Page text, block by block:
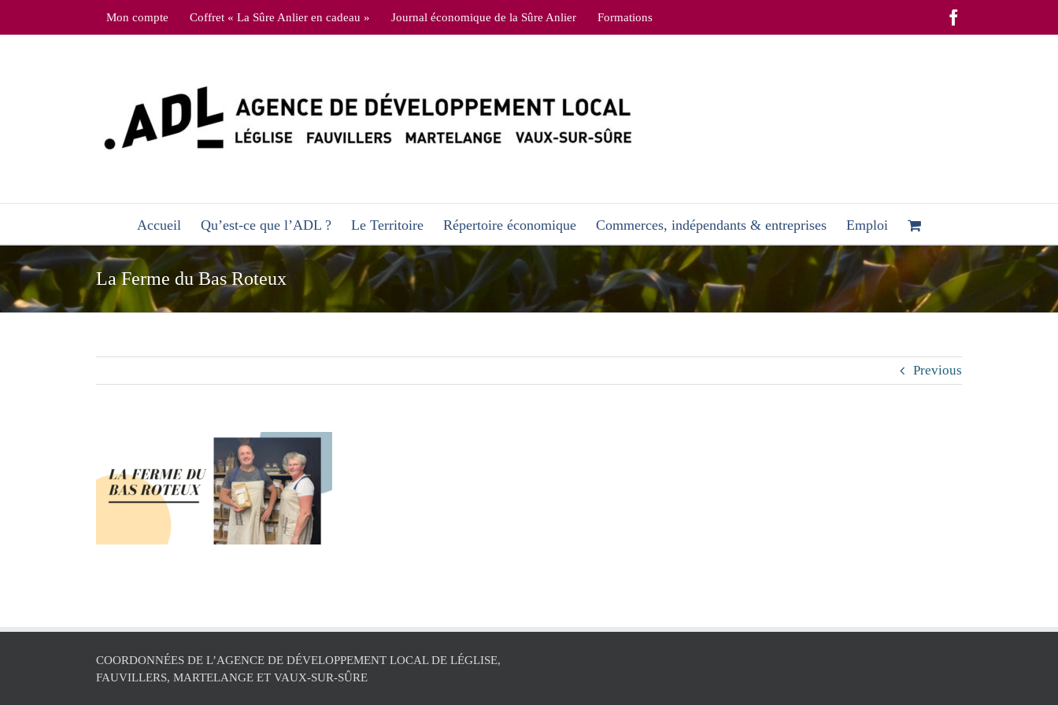
Mon compte Coffret « La Sûre Anlier en cadeau » Journal économique de la Sûre Anlier Formations
Accueil Qu’est-ce que l’ADL ? Le Territoire Répertoire économique Commerces, indépendants & entreprises Emploi
La Ferme du Bas Roteux
Previous
COORDONNÉES DE L’AGENCE DE DÉVELOPPEMENT LOCAL DE LÉGLISE,
FAUVILLERS, MARTELANGE ET VAUX-SUR-SÛRE